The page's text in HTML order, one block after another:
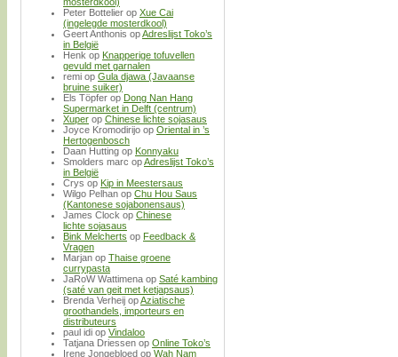
Peter Bottelier op Xue Cai
(ingelegde mosterdkool)
Geert Anthonis opAdreslijst Toko’s
in België
Henk op Knapperige tofuvellen
gevuld met garnalen
remi op Gula djawa (Javaanse
bruine suiker)
Els Töpfer op Dong Nan Hang
Supermarket in Delft (centrum)
Xuper op Chinese lichte sojasaus
Joyce Kromodirijo op Oriental in ’s
Hertogenbosch
Daan Hutting op Konnyaku
Smolders marc opAdreslijst Toko’s
in België
Crys op Kip in Meestersaus
Wilgo Pelhan op Chu Hou Saus
(Kantonese sojabonensaus)
James Clock op Chinese
lichte sojasaus
Bink Melcherts op Feedback &
Vragen
Marjan op Thaise groene
currypasta
JaRoW Wattimena op Saté kambing
(saté van geit met ketjapsaus)
Brenda Verheij opAziatische
groothandels, importeurs en
distributeurs
paul idi op Vindaloo
Tatjana Driessen op Online Toko’s
Irene Jongebloed op Wah Nam